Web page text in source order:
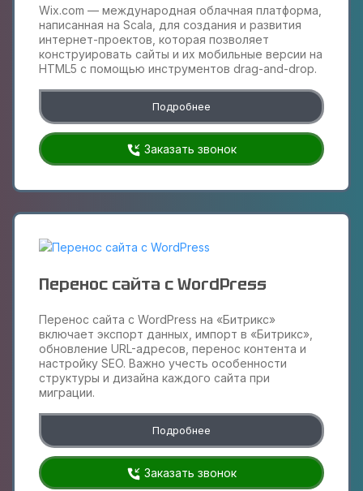
Wix.com — международная облачная платформа,
написанная на Scala, для создания и развития
интернет-проектов, которая позволяет
конструировать сайты и их мобильные версии на
HTML5 c помощью инструментов drag-and-drop.
Подробнее
Заказать звонок
Перенос сайта с WordPress
Перенос сайта с WordPress на «Битрикс»
включает экспорт данных, импорт в «Битрикс»,
обновление URL-адресов, перенос контента и
настройку SEO. Важно учесть особенности
структуры и дизайна каждого сайта при
миграции.
Подробнее
Заказать звонок